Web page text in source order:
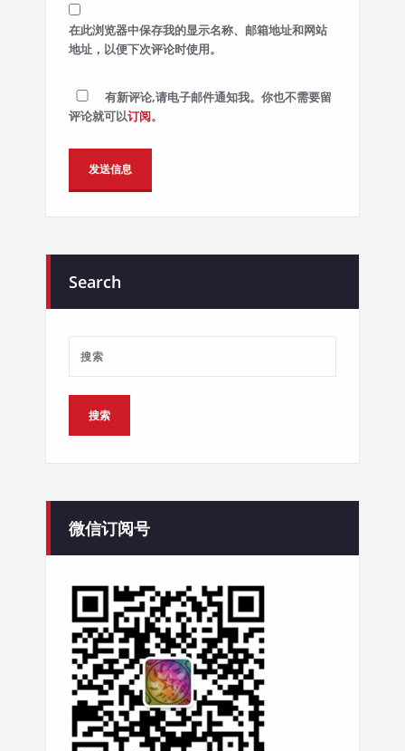
在此浏览器中保存我的显示名称、邮箱地址和网站
地址，以便下次评论时使用。
有新评论,请电子邮件通知我。你也不需要留
评论就可以订阅。
Search
微信订阅号